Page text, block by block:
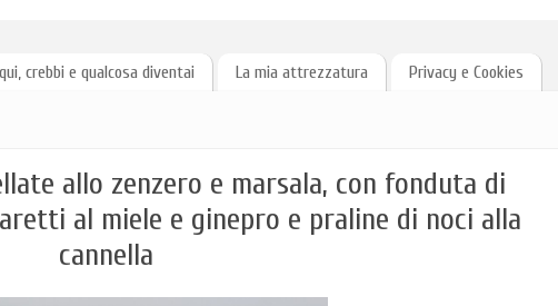
crebbi e qualcosa diventai La mia attrezzatura Privacy e Cookies
allo zenzero e marsala, con fonduta di
al miele e ginepro e praline di noci alla
cannella